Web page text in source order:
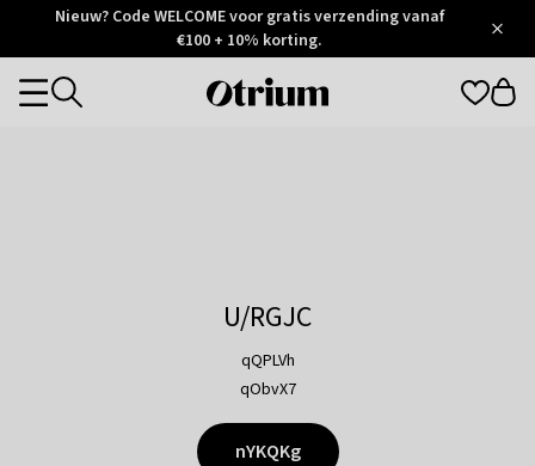
Otrium
Trustpilot
Nieuw? Code WELCOME voor gratis verzending vanaf
€100 + 10% korting.
Otrium
Categories
U/RGJC
qQPLVh
qObvX7
nYKQKg